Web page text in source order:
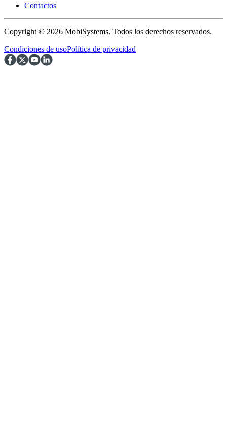
Contactos
Copyright © 2026 MobiSystems. Todos los derechos reservados.
Condiciones de usoPolítica de privacidad